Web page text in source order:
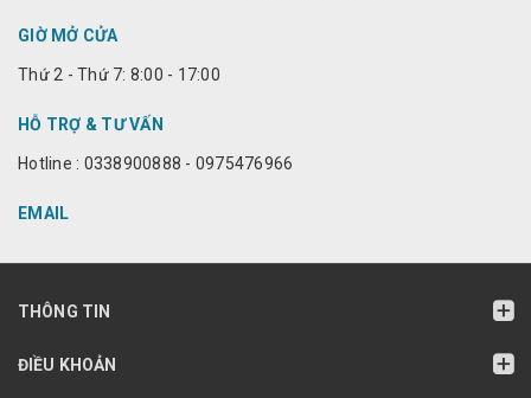
GIỜ MỞ CỬA
Thứ 2 - Thứ 7: 8:00 - 17:00
HỖ TRỢ & TƯ VẤN
Hotline : 0338900888 - 0975476966
EMAIL
THÔNG TIN
ĐIỀU KHOẢN